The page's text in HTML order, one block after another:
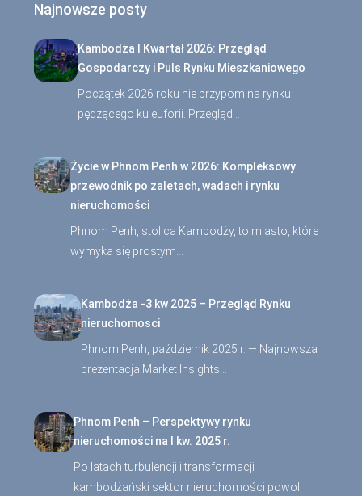
Najnowsze posty
Kambodża I Kwartał 2026: Przegląd
Gospodarczy i Puls Rynku Mieszkaniowego
Początek 2026 roku nie przypomina rynku
pędzącego ku euforii. Przegląd…
Życie w Phnom Penh w 2026: Kompleksowy
przewodnik po zaletach, wadach i rynku
nieruchomości
Phnom Penh, stolica Kambodży, to miasto, które
wymyka się prostym…
Kambodża -3 kw 2025 – Przegląd Rynku
nieruchomosci
Phnom Penh, październik 2025 r. — Najnowsza
prezentacja Market Insights…
Phnom Penh – Perspektywy rynku
nieruchomości na I kw. 2025 r.
Po latach turbulencji i transformacji
kambodżański sektor nieruchomości powoli